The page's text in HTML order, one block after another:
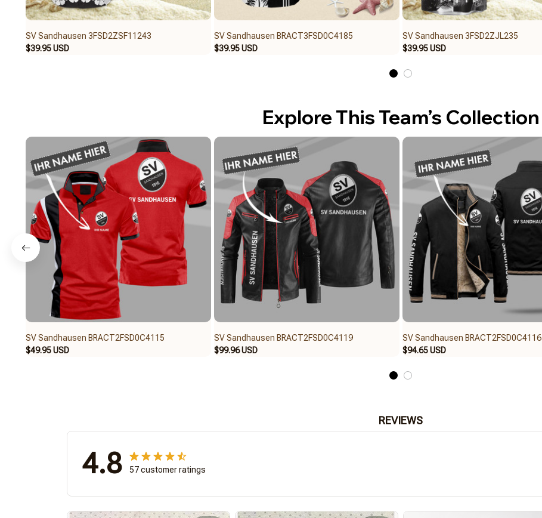
SV Sandhausen 3FSD2ZSF11243
$39.95 USD
SV Sandhausen BRACT3FSD0C4185
$39.95 USD
SV Sandhausen 3FSD2ZJL235
$39.95 USD
Explore This Team’s Collection
SV Sandhausen BRACT2FSD0C4115
$49.95 USD
SV Sandhausen BRACT2FSD0C4119
$99.96 USD
SV Sandhausen BRACT2FSD0C4116
$94.65 USD
REVIEWS
4.8 57 customer ratings